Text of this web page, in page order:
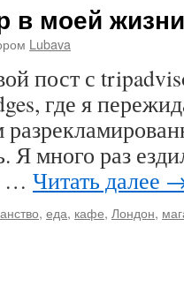
в моей жизни
Lubava
пост с
где я
Я много раз
… Читать далее
, еда, кафе, Лондон,